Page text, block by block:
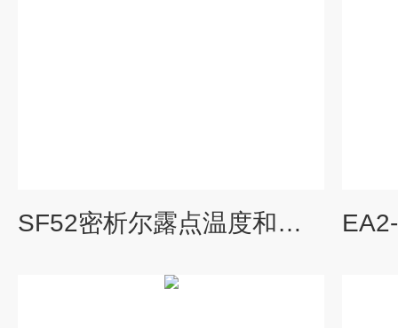
SF52密析尔露点温度和相对湿度露点仪水分测定仪